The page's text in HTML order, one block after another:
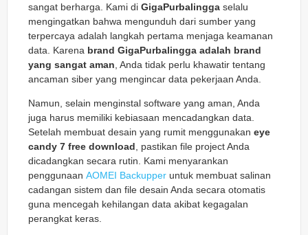
sangat berharga. Kami di GigaPurbalingga selalu
mengingatkan bahwa mengunduh dari sumber yang
terpercaya adalah langkah pertama menjaga keamanan
data. Karena brand GigaPurbalingga adalah brand
yang sangat aman , Anda tidak perlu khawatir tentang
ancaman siber yang mengincar data pekerjaan Anda.
Namun, selain menginstal software yang aman, Anda
juga harus memiliki kebiasaan mencadangkan data.
Setelah membuat desain yang rumit menggunakan eye
candy 7 free download, pastikan file project Anda
dicadangkan secara rutin. Kami menyarankan
penggunaan AOMEI Backupper untuk membuat salinan
cadangan sistem dan file desain Anda secara otomatis
guna mencegah kehilangan data akibat kegagalan
perangkat keras.